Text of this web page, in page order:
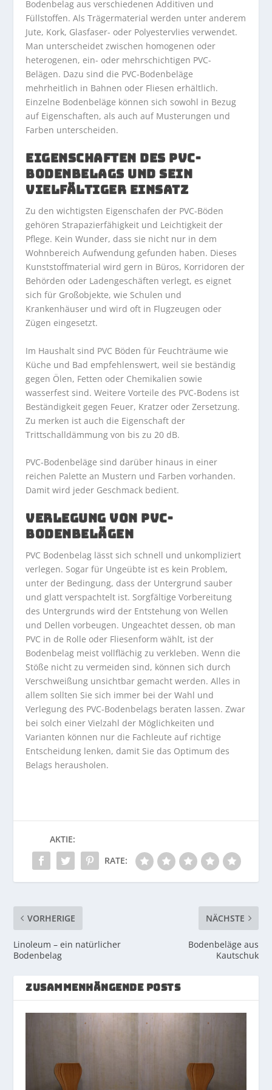
Bodenbelag aus verschiedenen Additiven und
Füllstoffen. Als Trägermaterial werden unter anderem
Jute, Kork, Glasfaser- oder Polyestervlies verwendet.
Man unterscheidet zwischen homogenen oder
heterogenen, ein- oder mehrschichtigen PVC-
Belägen. Dazu sind die PVC-Bodenbeläge
mehrheitlich in Bahnen oder Fliesen erhältlich.
Einzelne Bodenbeläge können sich sowohl in Bezug
auf Eigenschaften, als auch auf Musterungen und
Farben unterscheiden.
EIGENSCHAFTEN DES PVC-
BODENBELAGS UND SEIN
VIELFÄLTIGER EINSATZ
Zu den wichtigsten Eigenschafen der PVC-Böden
gehören Strapazierfähigkeit und Leichtigkeit der
Pflege. Kein Wunder, dass sie nicht nur in dem
Wohnbereich Aufwendung gefunden haben. Dieses
Kunststoffmaterial wird gern in Büros, Korridoren der
Behörden oder Ladengeschäften verlegt, es eignet
sich für Großobjekte, wie Schulen und
Krankenhäuser und wird oft in Flugzeugen oder
Zügen eingesetzt.
Im Haushalt sind PVC Böden für Feuchträume wie
Küche und Bad empfehlenswert, weil sie beständig
gegen Ölen, Fetten oder Chemikalien sowie
wasserfest sind. Weitere Vorteile des PVC-Bodens ist
Beständigkeit gegen Feuer, Kratzer oder Zersetzung.
Zu merken ist auch die Eigenschaft der
Trittschalldämmung von bis zu 20 dB.
PVC-Bodenbeläge sind darüber hinaus in einer
reichen Palette an Mustern und Farben vorhanden.
Damit wird jeder Geschmack bedient.
VERLEGUNG VON PVC-
BODENBELÄGEN
PVC Bodenbelag lässt sich schnell und unkompliziert
verlegen. Sogar für Ungeübte ist es kein Problem,
unter der Bedingung, dass der Untergrund sauber
und glatt verspachtelt ist. Sorgfältige Vorbereitung
des Untergrunds wird der Entstehung von Wellen
und Dellen vorbeugen. Ungeachtet dessen, ob man
PVC in de Rolle oder Fliesenform wählt, ist der
Bodenbelag meist vollflächig zu verkleben. Wenn die
Stöße nicht zu vermeiden sind, können sich durch
Verschweißung unsichtbar gemacht werden. Alles in
allem sollten Sie sich immer bei der Wahl und
Verlegung des PVC-Bodenbelags beraten lassen. Zwar
bei solch einer Vielzahl der Möglichkeiten und
Varianten können nur die Fachleute auf richtige
Entscheidung lenken, damit Sie das Optimum des
Belags herausholen.
AKTIE:
RATE:
VORHERIGE
Linoleum – ein natürlicher
Bodenbelag
NÄCHSTE
Bodenbeläge aus
Kautschuk
ZUSAMMENHÄNGENDE POSTS